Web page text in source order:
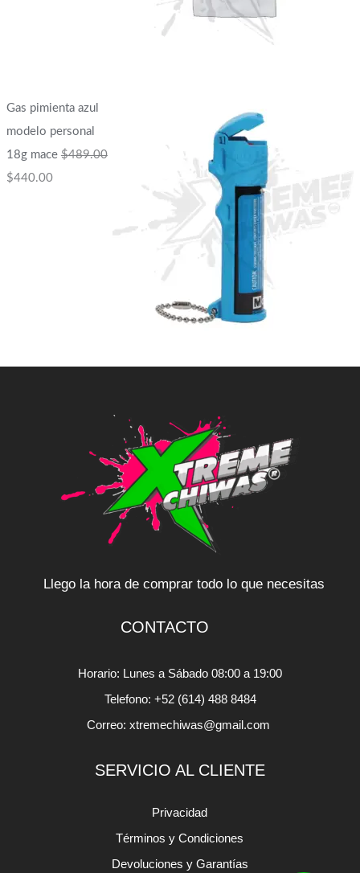
Gas pimienta azul
modelo personal
18g mace $489.00
$440.00
Llego la hora de comprar todo lo que necesitas
CONTACTO
Horario: Lunes a Sábado 08:00 a 19:00
Telefono: +52 (614) 488 8484
Correo: xtremechiwas@gmail.com
SERVICIO AL CLIENTE
Privacidad
Términos y Condiciones
Devoluciones y Garantías